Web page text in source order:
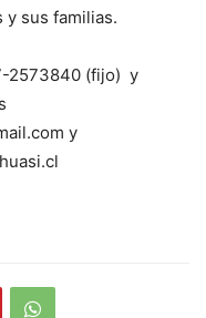
sus familias.
2573840 (fijo) y
y